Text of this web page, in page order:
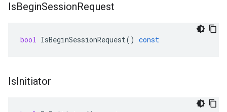
IsBeginSessionRequest
bool IsBeginSessionRequest() const
IsInitiator